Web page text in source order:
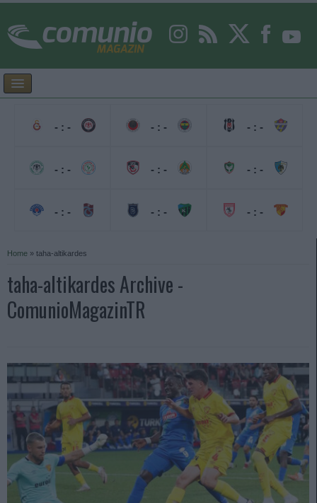
- : -
- : -
- : -
- : -
- : -
- : -
- : -
- : -
- : -
Home » taha-altikardes
taha-altikardes Archive -
ComunioMagazinTR